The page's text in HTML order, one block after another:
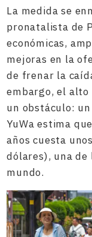
La medida se
pronatalista de
económicas,
mejoras en la
de frenar la
embargo, el alto
un obstáculo:
YuWa estima
años cuesta
dólares), una de
mundo.